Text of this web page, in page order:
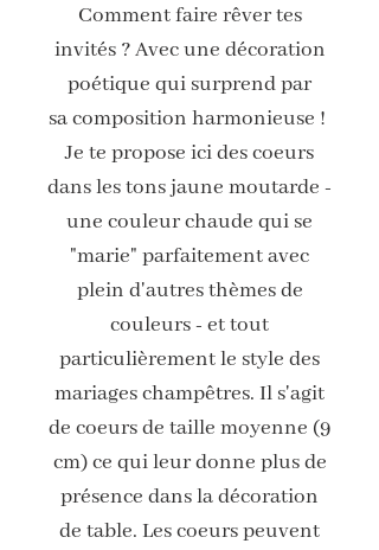
Comment faire rêver tes
invités ? Avec une décoration
poétique qui surprend par
sa composition harmonieuse !
Je te propose ici des coeurs
dans les tons jaune moutarde -
une couleur chaude qui se
"marie" parfaitement avec
plein d'autres thèmes de
couleurs - et tout
particulièrement le style des
mariages champêtres. Il s'agit
de coeurs de taille moyenne (9
cm) ce qui leur donne plus de
présence dans la décoration
de table. Les coeurs peuvent